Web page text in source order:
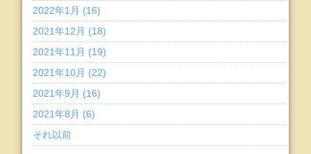
2022年1月 (16)
2021年12月 (18)
2021年11月 (19)
2021年10月 (22)
2021年9月 (16)
2021年8月 (6)
それ以前